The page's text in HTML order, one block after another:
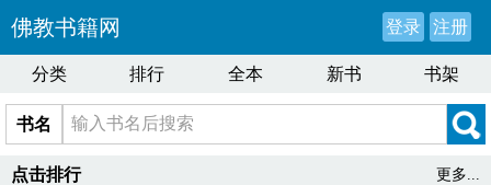
佛教书籍网 登录 注册
分类 排行 全本 新书 书架
书名
点击排行 更多...